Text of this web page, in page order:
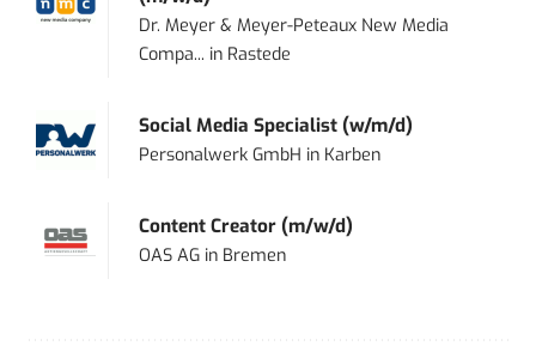
Dr. Meyer & Meyer-Peteaux New Media
Compa... in Rastede
Social Media Specialist (w/m/d)
Personalwerk GmbH in Karben
Content Creator (m/w/d)
OAS AG in Bremen